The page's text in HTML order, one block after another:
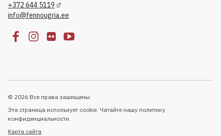
+372 644 5119
info@fennougria.ee
© 2026 Все права зашищены.
Эта страница использует cookie. Чатайте нашу политику
конфиденциальности.
Kарта сайта